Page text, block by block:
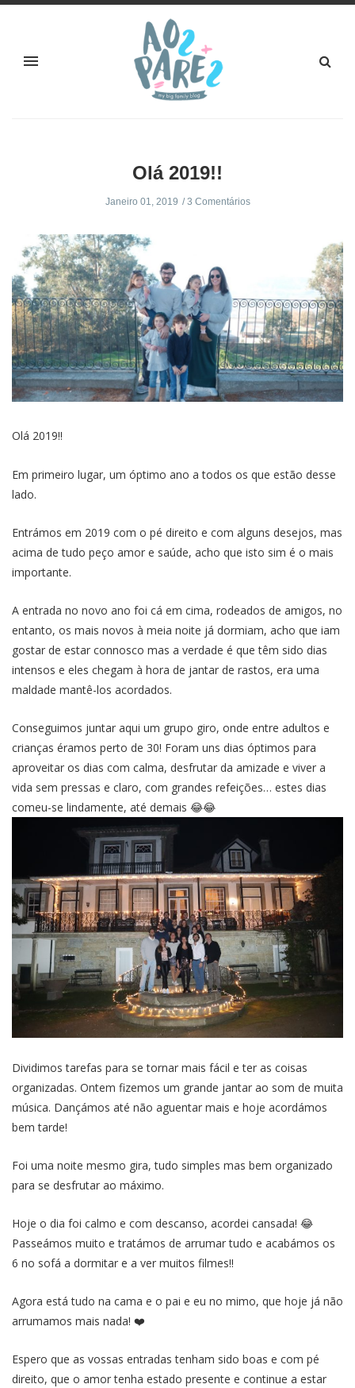
Olá 2019!!
Janeiro 01, 2019 3 Comentários
Olá 2019!!
Em primeiro lugar, um óptimo ano a todos os que estão desse
lado.
Entrámos em 2019 com o pé direito e com alguns desejos, mas
acima de tudo peço amor e saúde, acho que isto sim é o mais
importante.
A entrada no novo ano foi cá em cima, rodeados de amigos, no
entanto, os mais novos à meia noite já dormiam, acho que iam
gostar de estar connosco mas a verdade é que têm sido dias
intensos e eles chegam à hora de jantar de rastos, era uma
maldade mantê-los acordados.
Conseguimos juntar aqui um grupo giro, onde entre adultos e
crianças éramos perto de 30! Foram uns dias óptimos para
aproveitar os dias com calma, desfrutar da amizade e viver a
vida sem pressas e claro, com grandes refeições… estes dias
comeu-se lindamente, até demais 😂😂
Dividimos tarefas para se tornar mais fácil e ter as coisas
organizadas. Ontem fizemos um grande jantar ao som de muita
música. Dançámos até não aguentar mais e hoje acordámos
bem tarde!
Foi uma noite mesmo gira, tudo simples mas bem organizado
para se desfrutar ao máximo.
Hoje o dia foi calmo e com descanso, acordei cansada! 😂
Passeámos muito e tratámos de arrumar tudo e acabámos os
6 no sofá a dormitar e a ver muitos filmes!!
Agora está tudo na cama e o pai e eu no mimo, que hoje já não
arrumamos mais nada! ❤️
Espero que as vossas entradas tenham sido boas e com pé
direito, que o amor tenha estado presente e continue a estar